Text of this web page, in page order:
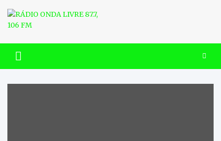
content
RÁDIO ONDA LIVRE 87.7, 106
FM